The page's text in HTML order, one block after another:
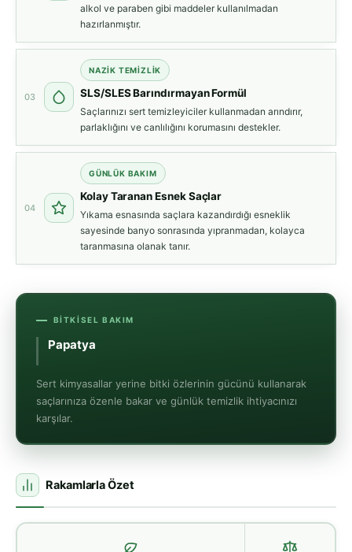
alkol ve paraben gibi maddeler kullanılmadan
hazırlanmıştır.
03
NAZIK TEMIZLIK
SLS/SLES Barındırmayan Formül
Saçlarınızı sert temizleyiciler kullanmadan arındırır,
parlaklığını ve canlılığını korumasını destekler.
04
GÜNLÜK BAKIM
Kolay Taranan Esnek Saçlar
Yıkama esnasında saçlara kazandırdığı esneklik
sayesinde banyo sonrasında yıpranmadan, kolayca
taranmasına olanak tanır.
BITKISEL BAKIM
Boya
Sert kimyasallar yerine bitki özlerinin gücünü kullanarak
saçlarınıza özenle bakar ve günlük temizlik ihtiyacınızı
karşılar.
Rakamlarla Özet